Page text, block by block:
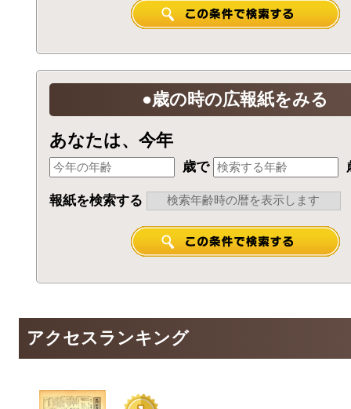
●歳の時の広報紙をみる
あなたは、今年
歳で
報紙を検索する
アクセスランキング